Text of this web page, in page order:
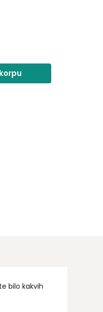
ubeđuje da
iz ovih hobija
bilo kakvih